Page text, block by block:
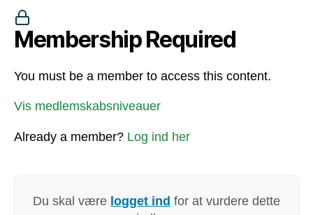
Membership Required
You must be a member to access this content.
Vis medlemskabsniveauer
Already a member? Log ind her
Du skal være logget ind for at vurdere dette